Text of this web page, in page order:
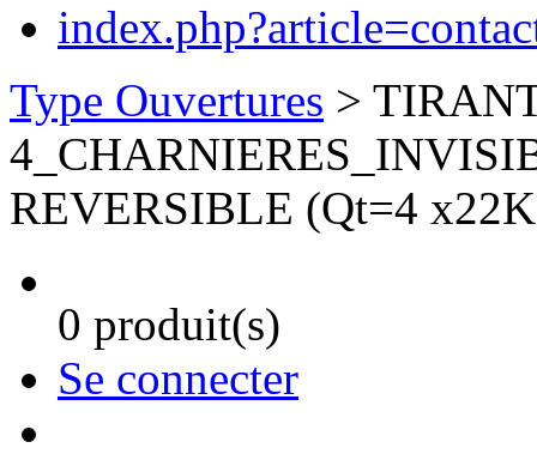
Type Ouvertures >
REVERSIBLE (Qt=4
0 produit(s)
Se connecter